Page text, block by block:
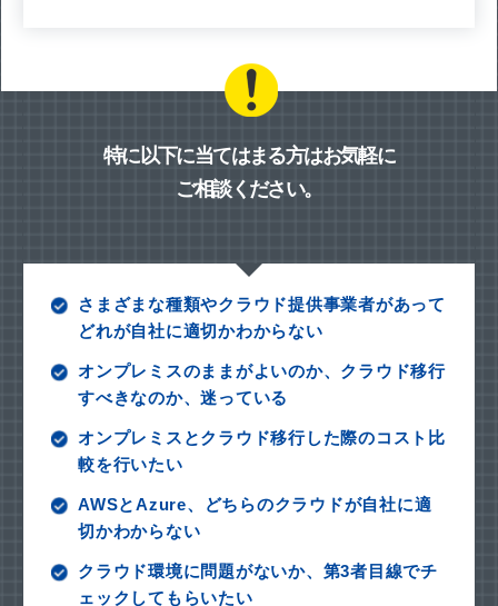
特に以下に当てはまる方はお気軽に
ご相談ください。
さまざまな種類やクラウド提供事業者があって
どれが自社に適切かわからない
オンプレミスのままがよいのか、クラウド移行
すべきなのか、迷っている
オンプレミスとクラウド移行した際のコスト比
較を行いたい
AWSとAzure、どちらのクラウドが自社に適
切かわからない
クラウド環境に問題がないか、第3者目線でチ
ェックしてもらいたい